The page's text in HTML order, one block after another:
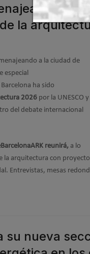
a la
la
a la ciudad de
especial
ha sido
2026 por la UNESCO y
del debate internacional
reunirá, a lo
la arquitectura con
Entrevistas, mesas
su nueva